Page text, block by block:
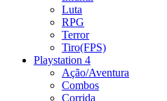
Luta
RPG
Terror
Tiro(FPS)
Playstation 4
Ação/Aventura
Combos
Corrida